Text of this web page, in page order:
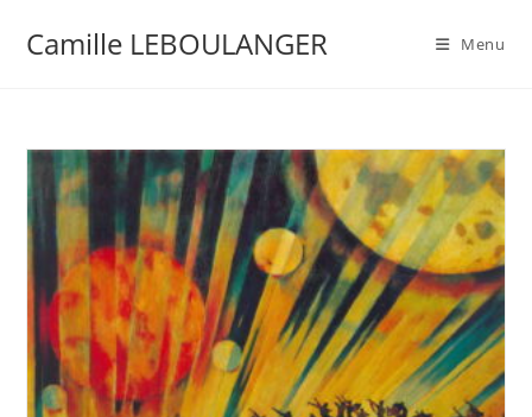
Camille LEBOULANGER Menu